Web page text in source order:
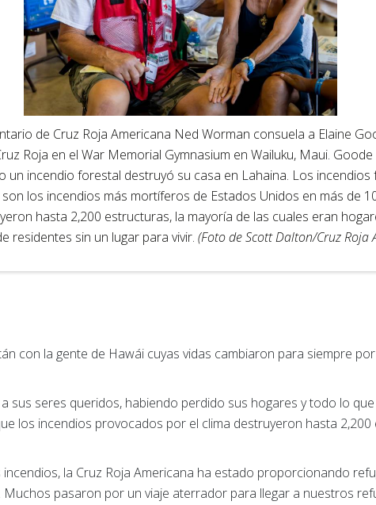
de Cruz Roja Americana Ned Worman consuela a Elaine
Roja en el War Memorial Gymnasium en Wailuku, Maui.
un incendio forestal destruyó su casa en Lahaina. Los incendios
son los incendios más mortíferos de Estados Unidos en más de
hasta 2,200 estructuras, la mayoría de las cuales eran
residentes sin un lugar para vivir.(Foto de Scott Dalton/Cruz Roja
con la gente de Hawái cuyas vidas cambiaron para siempre
sus seres queridos, habiendo perdido sus hogares y todo lo
los incendios provocados por el clima destruyeron hasta 2,200
la Cruz Roja Americana ha estado proporcionando
pasaron por un viaje aterrador para llegar a nuestros